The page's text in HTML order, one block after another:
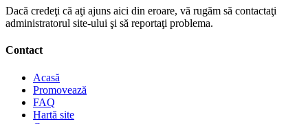
Dacă credeţi că aţi ajuns aici din eroare, vă rugăm să contactaţi
administratorul site-ului şi să reportaţi problema.
Contact
Acasă
Promovează
FAQ
Hartă site